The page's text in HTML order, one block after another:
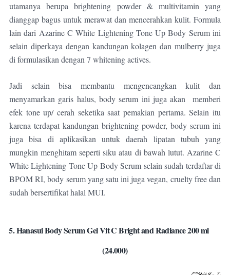
utamanya berupa brightening powder & multivitamin yang
dianggap bagus untuk merawat dan mencerahkan kulit. Formula
lain dari Azarine C White Lightening Tone Up Body Serum ini
selain diperkaya dengan kandungankolagen dan mulberry juga
di formulasikan dengan 7 whitening actives.
Jadi selain bisa membantu mengencangkan kulit dan
menyamarkan garis halus, body serum ini juga akan
memberi
efek tone up/ cerah seketika saat pemakian pertama. Selain itu
karena terdapat kandungan brightening powder, body serum ini
juga bisa di aplikasikan untuk daerah lipatan tubuh yang
mungkin menghitam seperti siku atau di bawah lutut. Azarine C
White Lightening Tone Up Body Serum selain sudah terdaftar di
BPOM RI, body serum yang satu ini jugavegan, cruelty free dan
sudah bersertifikat halal MUI.
5. Hanasui Body Serum Gel Vit C Bright and Radiance 200 ml
(24.000)